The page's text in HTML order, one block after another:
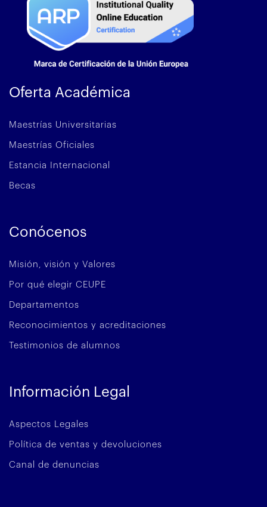
Oferta Académica
Maestrías Universitarias
Maestrías Oficiales
Estancia Internacional
Becas
Conócenos
Misión, visión y Valores
Por qué elegir CEUPE
Departamentos
Reconocimientos y acreditaciones
Testimonios de alumnos
Información Legal
Aspectos Legales
Política de ventas y devoluciones
Canal de denuncias